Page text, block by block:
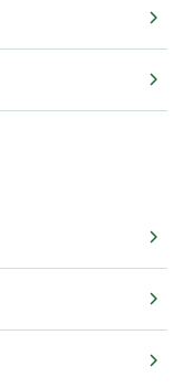
chevron_right
chevron_right
chevron_right
chevron_right
chevron_right